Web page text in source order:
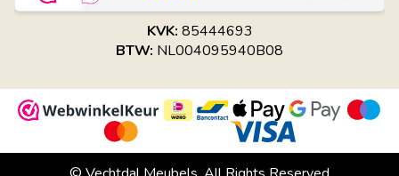
KVK: 85444693
BTW: NL004095940B08